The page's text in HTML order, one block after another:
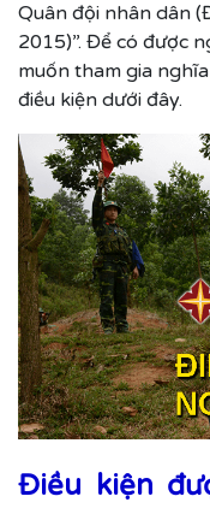
Quân đội nhân dân
2015)”. Để có được
muốn tham gia
điều kiện dưới đây.
Điều kiện